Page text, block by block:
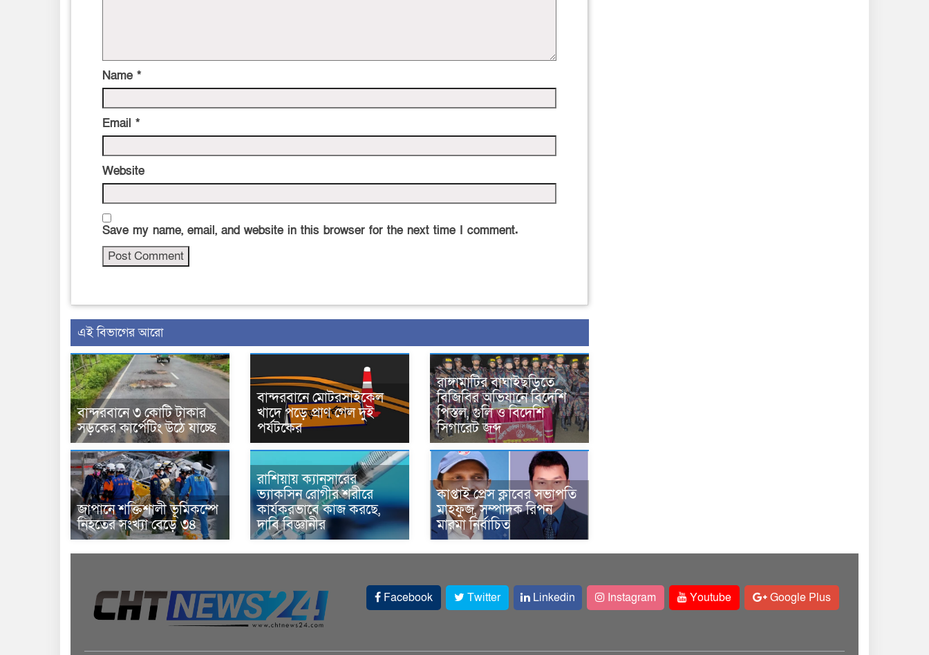
Name *
Email *
Website
Save my name, email, and website in this browser for the next time I comment.
এই বিভাগের আরো
বান্দরবানে ৩ কোটি টাকার
সড়কের কার্পেটিং উঠে যাচ্ছে
বান্দরবানে মোটরসাইকেল
খাদে পড়ে প্রাণ গেল দুই
পর্যটকের
রাঙ্গামাটির বাঘাইছড়িতে
বিজিবির অভিযানে বিদেশি
পিস্তল, গুলি ও বিদেশি
সিগারেট জব্দ
জাপানে শক্তিশালী ভূমিকম্পে
নিহতের সংখ্যা বেড়ে ৩৪
রাশিয়ায় ক্যানসারের
ভ্যাকসিন রোগীর শরীরে
কার্যকরভাবে কাজ করছে,
দাবি বিজ্ঞানীর
কাপ্তাই প্রেস ক্লাবের সভাপতি
মাহফুজ, সম্পাদক রিপন
মারমা নির্বাচিত
Facebook Twitter Linkedin Instagram Youtube Google Plus